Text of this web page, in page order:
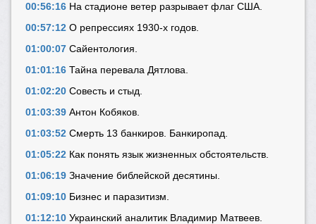
00:56:16 На стадионе ветер разрывает флаг США.
00:57:12 О репрессиях 1930-х годов.
01:00:07 Сайентология.
01:01:16 Тайна перевала Дятлова.
01:02:20 Совесть и стыд.
01:03:39 Антон Кобяков.
01:03:52 Смерть 13 банкиров. Банкиропад.
01:05:22 Как понять язык жизненных обстоятельств.
01:06:19 Значение библейской десятины.
01:09:10 Бизнес и паразитизм.
01:12:10 Украинский аналитик Владимир Матвеев.